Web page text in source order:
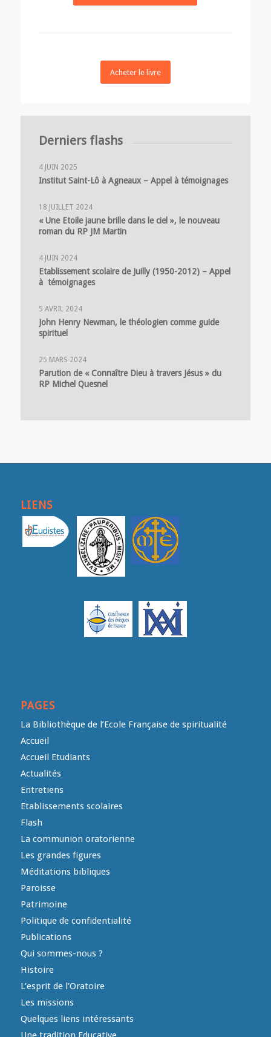
Acheter le livre
Derniers flashs
4 JUIN 2025
Institut Saint-Lô à Agneaux – Appel à témoignages
18 JUILLET 2024
« Une Etoile jaune brille dans le ciel », le nouveau
roman du RP JM Martin
4 JUIN 2024
Etablissement scolaire de Juilly (1950-2012) – Appel
à témoignages
5 AVRIL 2024
John Henry Newman, le théologien comme guide
spirituel
25 MARS 2024
Parution de « Connaître Dieu à travers Jésus » du
RP Michel Quesnel
LIENS
PAGES
La Bibliothèque de l’Ecole Française de spiritualité
Accueil
Accueil Etudiants
Actualités
Entretiens
Etablissements scolaires
Flash
La communion oratorienne
Les grandes figures
Méditations bibliques
Paroisse
Patrimoine
Politique de confidentialité
Publications
Qui sommes-nous ?
Histoire
L’esprit de l’Oratoire
Les missions
Quelques liens intéressants